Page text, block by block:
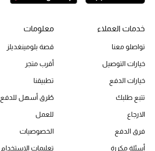
موضة نسائية
الحقائب
الموسم الجديد
الحقائب النسائية
دليل ملتزمات الحقائب
خدمات العملاء
تواصلو معنا
خيارات التوصيل
خيارات الدفع
تتبع طلبك
الارجاع
فرق الدفع
أسئلة مكررة
معلومات
قصة بلومينغديلز
أقرب متجر
تطبيقنا
طُرق أسهل للدفع
للعمل
الخصوصيات
تعليمات الاستخدام